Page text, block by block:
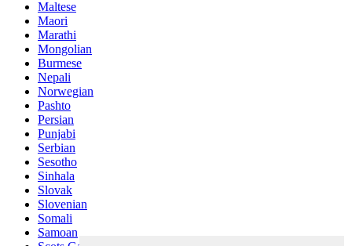
Maltese
Maori
Marathi
Mongolian
Burmese
Nepali
Norwegian
Pashto
Persian
Punjabi
Serbian
Sesotho
Sinhala
Slovak
Slovenian
Somali
Samoan